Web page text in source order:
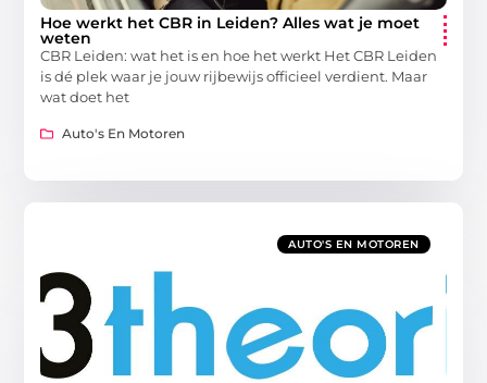
Hoe werkt het CBR in Leiden? Alles wat je moet
weten
CBR Leiden: wat het is en hoe het werkt Het CBR Leiden
is dé plek waar je jouw rijbewijs officieel verdient. Maar
wat doet het
Auto's En Motoren
AUTO'S EN MOTOREN